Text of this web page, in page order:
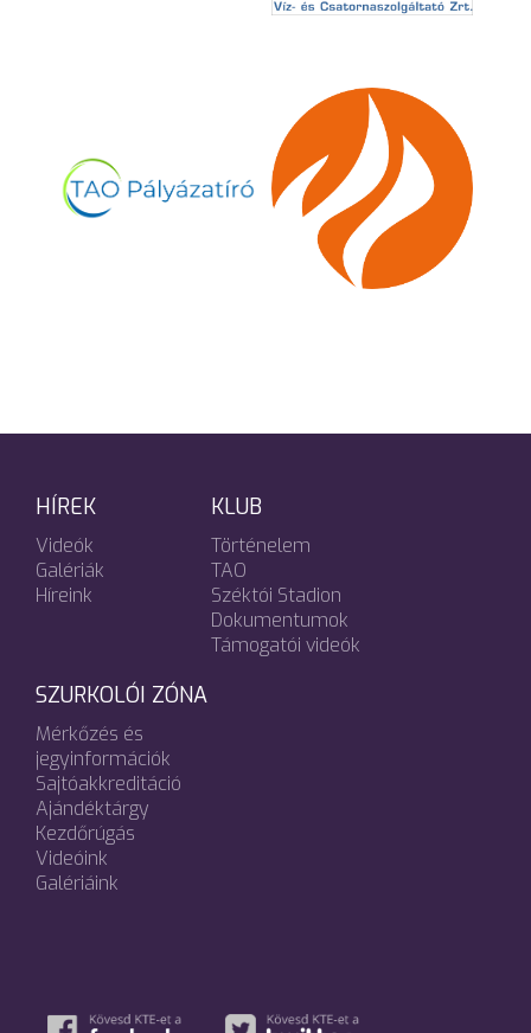
HÍREK
Videók
Galériák
Híreink
KLUB
Történelem
TAO
Széktói Stadion
Dokumentumok
Támogatói videók
SZURKOLÓI ZÓNA
Mérkőzés és
jegyinformációk
Sajtóakkreditáció
Ajándéktárgy
Kezdőrúgás
Videóink
Galériáink